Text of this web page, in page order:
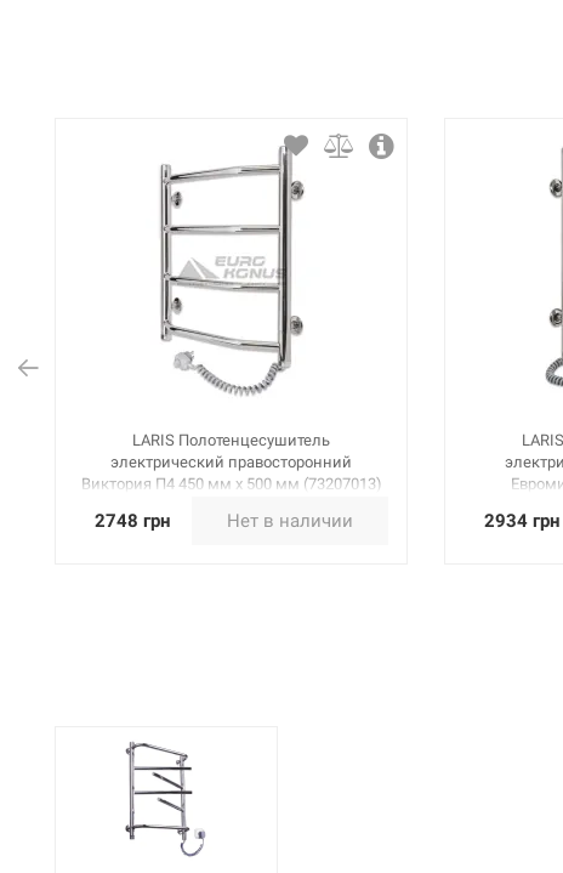
LARIS Полотенцесушитель
электрический правосторонний
Виктория П4 450 мм х 500 мм (73207013)
2748 грн Нет в наличии 2934 грн